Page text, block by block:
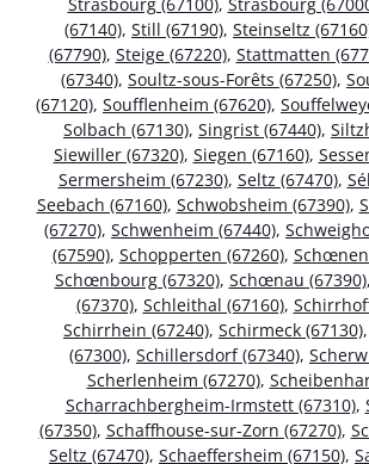
(67140), Still (67190), Steinseltz
(67790), Steige (67220), Stattmatten
(67340), Soultz-sous-Forêts (67250),
(67120), Soufflenheim (67620),
Solbach (67130), Singrist (67440),
Siewiller (67320), Siegen (67160),
Sermersheim (67230), Seltz (67470),
Seebach (67160), Schwobsheim (67390),
(67270), Schwenheim (67440),
(67590), Schopperten (67260),
Schœnbourg (67320), Schœnau (67390),
(67370), Schleithal (67160),
Schirrhein (67240), Schirmeck (67130),
(67300), Schillersdorf (67340),
Scherlenheim (67270),
Scharrachbergheim-Irmstett (67310),
(67350), Schaffhouse-sur-Zorn (67270),
Seltz (67470), Schaeffersheim (67150),